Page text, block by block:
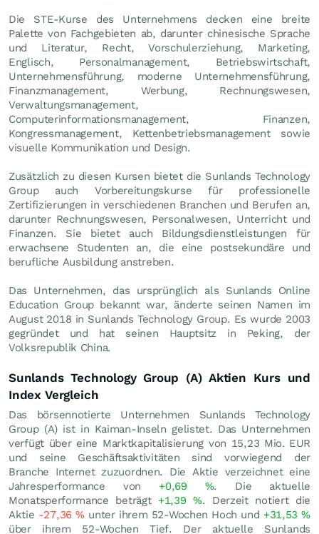
Die STE-Kurse des Unternehmens decken eine breite
Palette von Fachgebieten ab, darunter chinesische Sprache
und Literatur, Recht, Vorschulerziehung, Marketing,
Englisch, Personalmanagement, Betriebswirtschaft,
Unternehmensführung, moderne Unternehmensführung,
Finanzmanagement, Werbung, Rechnungswesen,
Verwaltungsmanagement,
Computerinformationsmanagement, Finanzen,
Kongressmanagement, Kettenbetriebsmanagement sowie
visuelle Kommunikation und Design.
Zusätzlich zu diesen Kursen bietet die Sunlands Technology
Group auch Vorbereitungskurse für professionelle
Zertifizierungen in verschiedenen Branchen und Berufen an,
darunter Rechnungswesen, Personalwesen, Unterricht und
Finanzen. Sie bietet auch Bildungsdienstleistungen für
erwachsene Studenten an, die eine postsekundäre und
berufliche Ausbildung anstreben.
Das Unternehmen, das ursprünglich als Sunlands Online
Education Group bekannt war, änderte seinen Namen im
August 2018 in Sunlands Technology Group. Es wurde 2003
gegründet und hat seinen Hauptsitz in Peking, der
Volksrepublik China.
Sunlands Technology Group (A) Aktien Kurs und
Index Vergleich
Das börsennotierte Unternehmen Sunlands Technology
Group (A) ist in Kaiman-Inseln gelistet. Das Unternehmen
verfügt über eine Marktkapitalisierung von 15,23 Mio. EUR
und seine Geschäftsaktivitäten sind vorwiegend der
Branche Internet zuzuordnen. Die Aktie verzeichnet eine
Jahresperformance von +0,69 %. Die aktuelle
Monatsperformance beträgt +1,39%. Derzeit notiert die
Aktie -27,36%unter ihrem 52-Wochen Hoch und +31,53%
über ihrem 52-Wochen Tief. Der aktuelle Sunlands